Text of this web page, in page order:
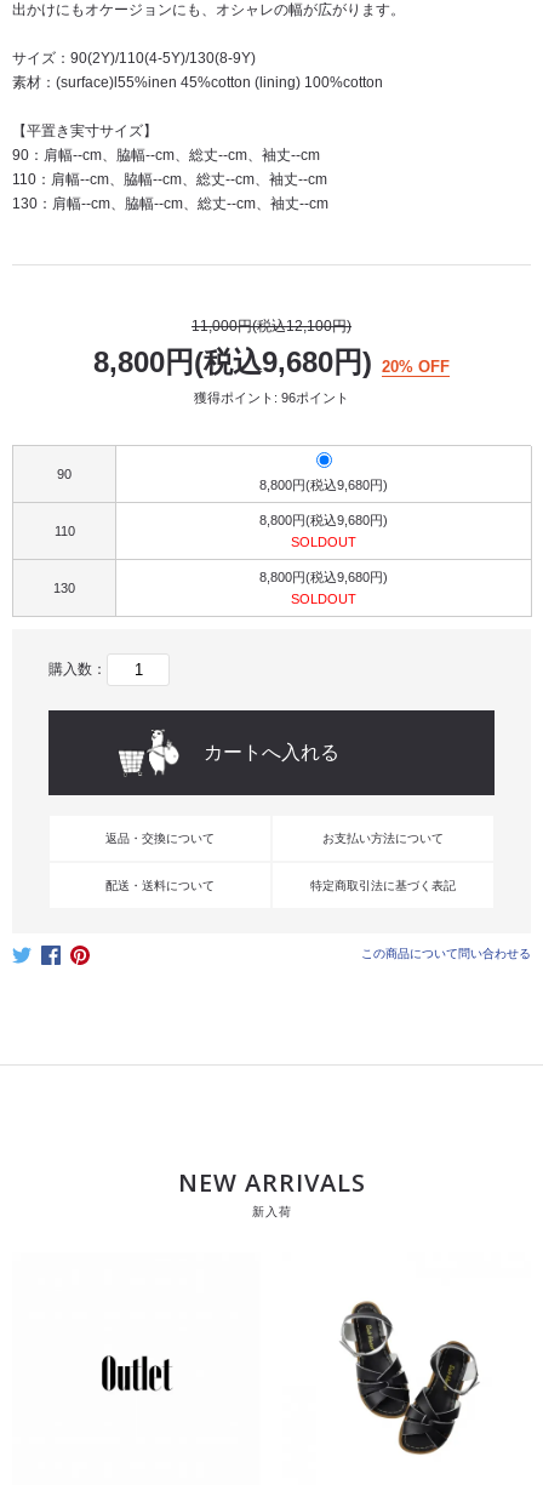
出かけにもオケージョンにも、オシャレの幅が広がります。
サイズ：90(2Y)/110(4-5Y)/130(8-9Y)
素材：(surface)l55%inen 45%cotton (lining) 100%cotton
【平置き実寸サイズ】
90：肩幅--cm、脇幅--cm、総丈--cm、袖丈--cm
110：肩幅--cm、脇幅--cm、総丈--cm、袖丈--cm
130：肩幅--cm、脇幅--cm、総丈--cm、袖丈--cm
11,000円(税込12,100円)
8,800円(税込9,680円) 20% OFF
獲得ポイント: 96ポイント
90
8,800円(税込9,680円)
110
8,800円(税込9,680円)
SOLDOUT
130
8,800円(税込9,680円)
SOLDOUT
購入数：
返品・交換について お支払い方法について
配送・送料について 特定商取引法に基づく表記
この商品について問い合わせる
NEW ARRIVALS
新入荷